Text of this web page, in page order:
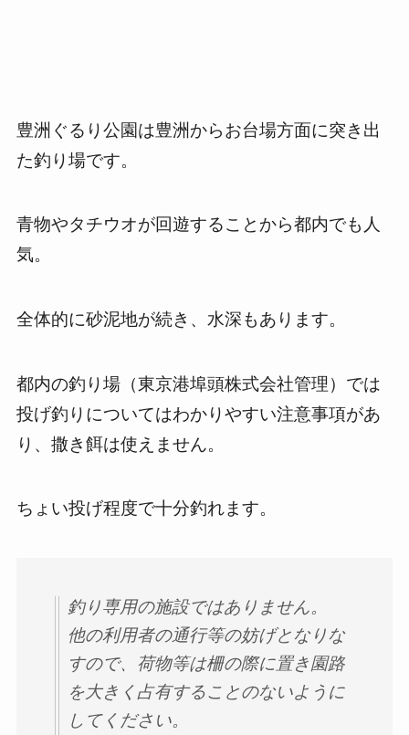
豊洲ぐるり公園は豊洲からお台場方面に突き出
た釣り場です。
青物やタチウオが回遊することから都内でも人
気。
全体的に砂泥地が続き、水深もあります。
都内の釣り場（東京港埠頭株式会社管理）では
投げ釣りについてはわかりやすい注意事項があ
り、撒き餌は使えません。
ちょい投げ程度で十分釣れます。
釣り専用の施設ではありません。
他の利用者の通行等の妨げとなりな
すので、荷物等は柵の際に置き園路
を大きく占有することのないように
してください。